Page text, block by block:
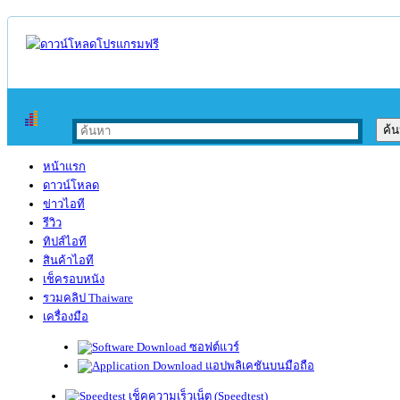
หน้าแรก
ดาวน์โหลด
ข่าวไอที
รีวิว
ทิปส์ไอที
สินค้าไอที
เช็ครอบหนัง
รวมคลิป Thaiware
เครื่องมือ
ซอฟต์แวร์
แอปพลิเคชันบนมือถือ
เช็คความเร็วเน็ต (Speedtest)